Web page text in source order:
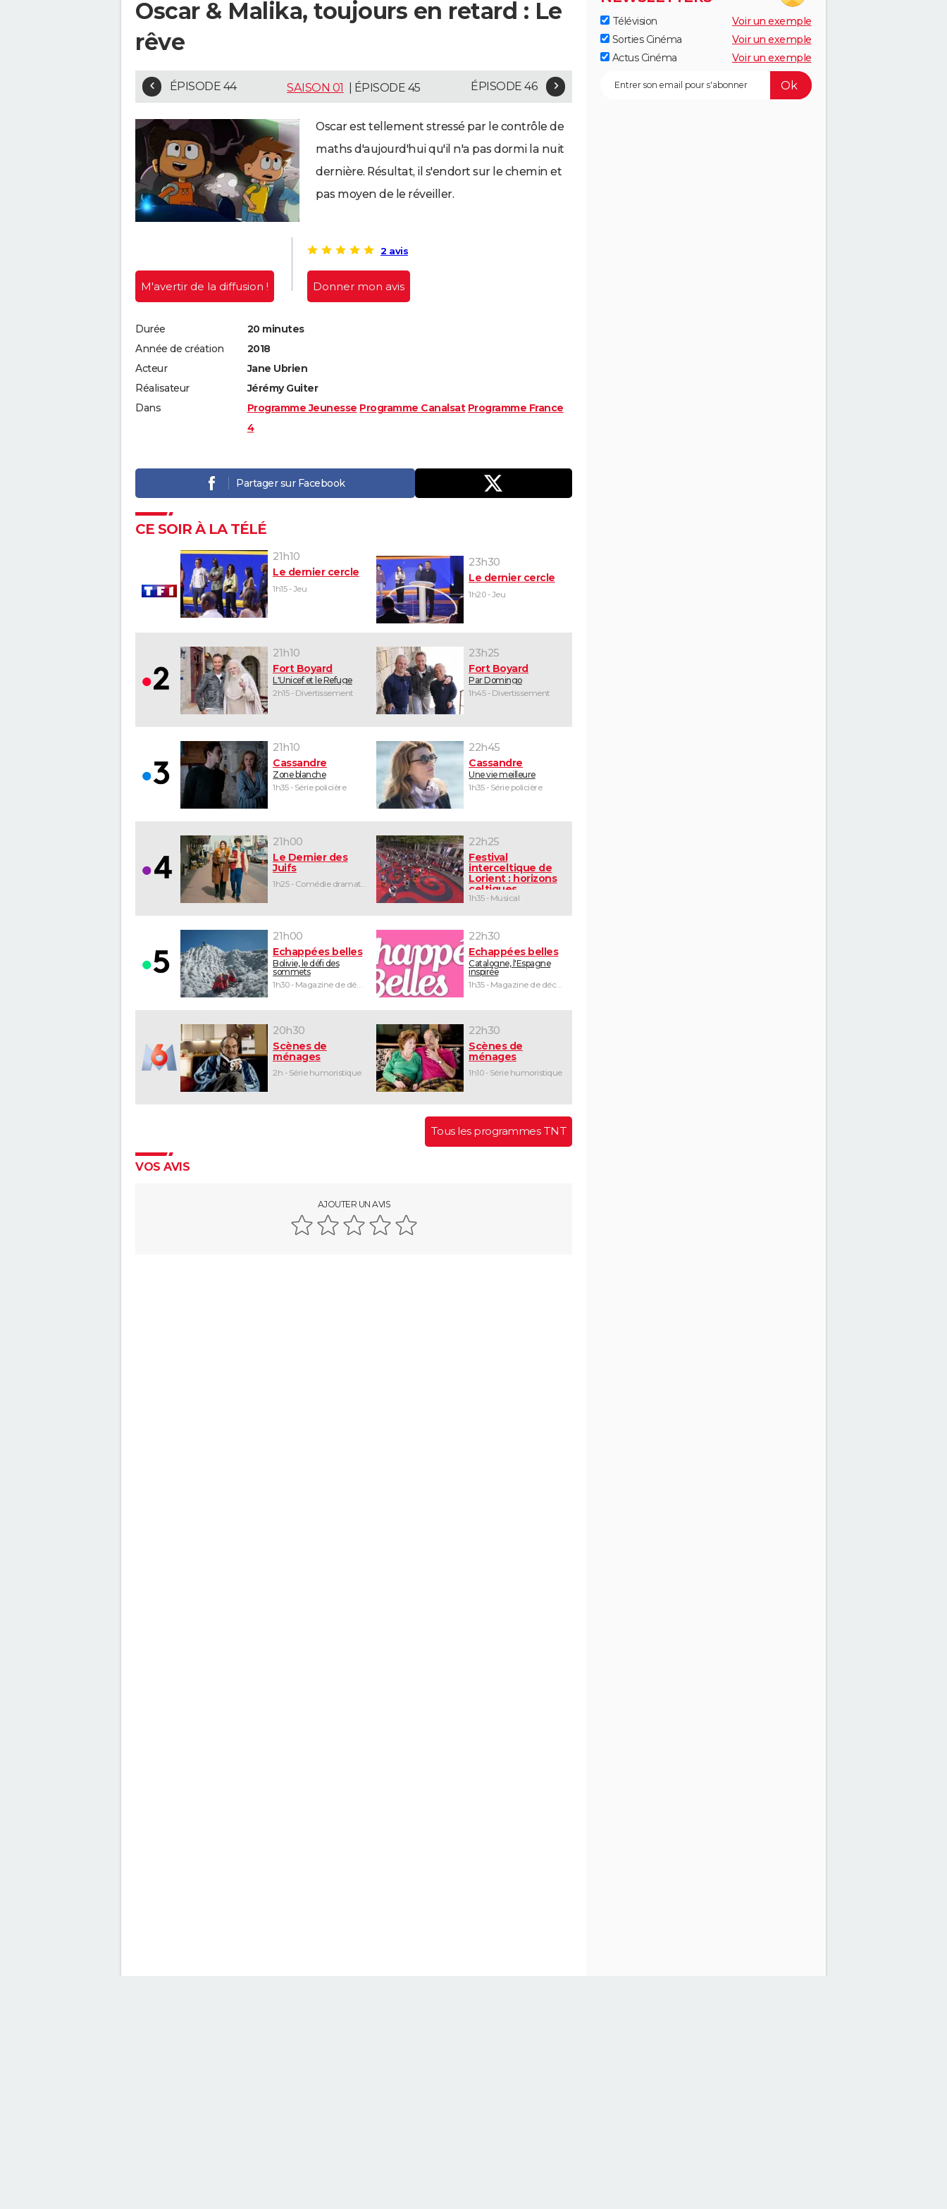
Oscar & Malika, toujours en retard : Le
rêve
ÉPISODE 44 SAISON 01 | ÉPISODE 45 ÉPISODE 46
Oscar est tellement stressé par le contrôle de
maths d'aujourd'hui qu'il n'a pas dormi la nuit
dernière. Résultat, il s'endort sur le chemin et
pas moyen de le réveiller.
M'avertir de la diffusion !
2 avis
Donner mon avis
Durée
20 minutes
Année de création
2018
Acteur
Jane Ubrien
Réalisateur
Jérémy Guiter
Dans
Programme Jeunesse Programme Canalsat Programme France
4
Partager sur Facebook
CE SOIR À LA TÉLÉ
21h10
Le dernier cercle
1h15 - Jeu
23h30
Le dernier cercle
1h20 - Jeu
21h10
Fort Boyard
L'Unicef et le Refuge
2h15 - Divertissement
23h25
Fort Boyard
Par Domingo
1h45 - Divertissement
21h10
Cassandre
Zone blanche
1h35 - Série policière
22h45
Cassandre
Une vie meilleure
1h35 - Série policière
21h00
Le Dernier des
Juifs
1h25 - Comédie dramatique
22h25
Festival
interceltique de
Lorient : horizons
celtiques
1h35 - Musical
21h00
Echappées belles
Bolivie, le défi des
sommets
1h30 - Magazine de découvertes
22h30
Echappées belles
Catalogne, l'Espagne
inspirée
1h35 - Magazine de découvertes
20h30
Scènes de
ménages
2h - Série humoristique
22h30
Scènes de
ménages
1h10 - Série humoristique
Tous les programmes TNT
VOS AVIS
AJOUTER UN AVIS
Télévision
Voir un exemple
Sorties Cinéma
Voir un exemple
Actus Cinéma
Voir un exemple